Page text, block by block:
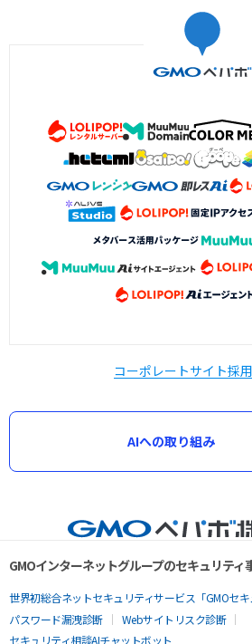
コーポレートサイト採
AIへの取り組み
GMOインターネットグループのセキュリティ
世界初総合ネットセキュリティサービス「GMOセキ
パスワード漏洩診断
Webサイトリスク診断
セキュリティ相談AIチャットボット